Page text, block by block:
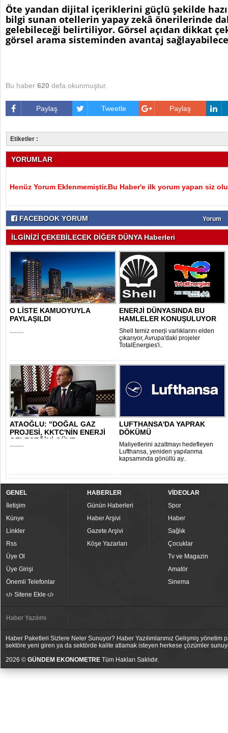
Öte yandan dijital içeriklerini güçlü şekilde
bilgi sunan otellerin yapay zekâ önerilerinde
gelebileceği belirtiliyor. Görsel açıdan dikkat
görsel arama sisteminden avantaj
Bu haber 620 defa okunmuştur.
Paylaş Tweetle Paylaş
Etiketler :
YORUMLAR
Henüz Yorum Eklenmemiştir.Bu Haber'e ilk yorum yapan siz
FACEBOOK YORUM Yorum
İLGİNİZİ ÇEKEBİLECEK DİĞER DÜNYA Haberleri
O LİSTE KAMUOYUYLA
PAYLAŞILDI
.........
ENERJİ DÜNYASINDA BU
HAMLELER KONUŞULUYOR
Shell temiz enerji varlıklarını elden
çıkarıyor, Avrupa'daki projeler
TotalEnergies'i..
ATAOĞLU: "DOĞAL GAZ
PROJESİ, KKTC'NİN ENERJİ
GELECEĞİNİ GÜVE..
.........
LUFTHANSA'DA YAPRAK
DÖKÜMÜ
Maliyetlerini azaltmayı hedefleyen
Lufthansa, yeniden yapılanma
kapsamında gönüllü ay..
GENEL
İletişim
Künye
Linkler
Rss
Üye Ol
Üye Girişi
Önemli Telefonlar
Sitene Ekle
HABERLER
Günün Haberleri
Haber Arşivi
Gazete Arşivi
Köşe Yazarları
VİDEOLAR
Spor
Haber
Sağlık
Çocuklar
Tv ve Magazin
Amatör
Sinema
Haber Yazılımı
Haber Paketleri Sizlere Neler Sunuyor? Haber Yazılımlarımız Gelişmiş
sektöre yeni giren ya da sektörde kalite atlamak isteyen herkese çözümler
2026 © GÜNDEM EKONOMETRE Tüm Hakları Saklıdır.